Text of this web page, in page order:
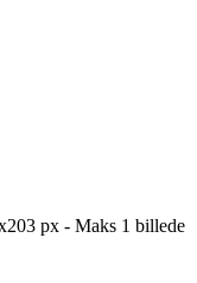
px - Maks 1 billede